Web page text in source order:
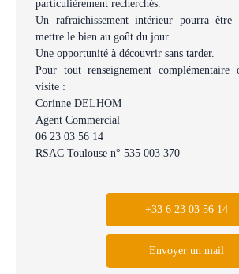
particulièrement recherchés.
Un rafraichissement intérieur pourra être
mettre le bien au goût du jour .
Une opportunité à découvrir sans tarder.
Pour tout renseignement complémentaire
visite :
Corinne DELHOM
Agent Commercial
06 23 03 56 14
RSAC Toulouse n° 535 003 370
+33 6 23 03 56 14
Envoyer un mail